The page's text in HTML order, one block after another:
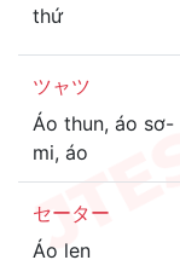
thứ
ツャツ
Áo thun, áo sơ-
mi, áo
セーター
Áo len